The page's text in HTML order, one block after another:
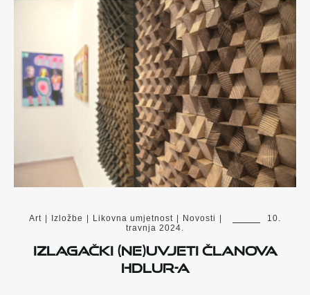
Art Izložbe Likovna umjetnost Novosti
10.
travnja 2024.
Izlagački (ne)uvjeti članova
HDLUR-a